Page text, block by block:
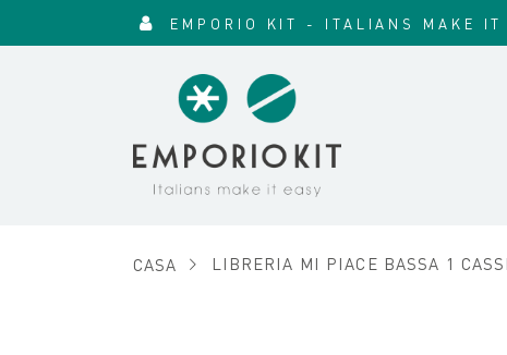
EMPORIO KIT - ITALIANS MAKE IT
CASA LIBRERIA MI PIACE BASSA 1